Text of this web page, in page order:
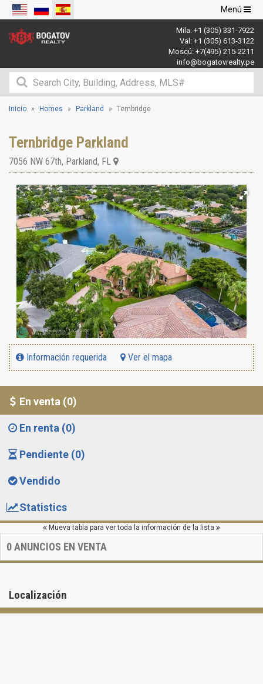
Navegación
de
palanca
Menú
Mila: +1 (305) 331-7922
Val: +1 (305) 613-3122
Moscú: +7(495) 215-2211
info@bogatovrealty.pe
Inicio Homes Parkland Ternbridge
Ternbridge Parkland
7056 NW 67th, Parkland, FL
Información requerida Ver el mapa
En venta (0)
En renta (0)
Pendiente (0)
Vendido
Statistics
Mueva tabla para ver toda la información de la lista
0ANUNCIOS EN VENTA
Localización